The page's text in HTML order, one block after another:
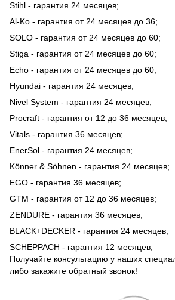
Stihl - гарантия 24 месяцев;
Al-Ko - гарантия от 24 месяцев до 36;
SOLO - гарантия от 24 месяцев до 60;
Stiga - гарантия от 24 месяцев до 60;
Echo - гарантия от 24 месяцев до 60;
Hyundai - гарантия 24 месяцев;
Nivel System - гарантия 24 месяцев;
Procraft - гарантия от 12 до 36 месяцев;
Vitals - гарантия 36 месяцев;
EnerSol - гарантия 24 месяцев;
Könner & Söhnen - гарантия 24 месяцев;
EGO - гарантия 36 месяцев;
GTM - гарантия от 12 до 36 месяцев;
ZENDURE - гарантия 36 месяцев;
BLACK+DECKER - гарантия 24 месяцев;
SCHEPPACH - гарантия 12 месяцев;
Получайте консультацию у наших
либо закажите обратный звонок!